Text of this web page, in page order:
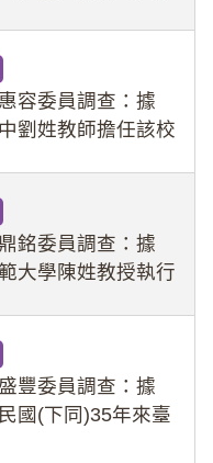
為，歷經該校校園
容委員調查：據
劉姓教師擔任該校
影像並以手機傳送
成
銘委員調查：據
大學陳姓教授執行
報告。(115教調
豐委員調查：據
國(下同)35年來臺